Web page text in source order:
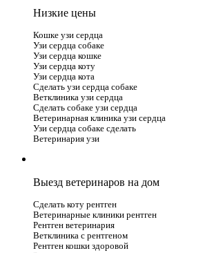
Низкие цены
Кошке узи сердца
Узи сердца собаке
Узи сердца кошке
Узи сердца коту
Узи сердца кота
Сделать узи сердца собаке
Ветклиника узи сердца
Сделать собаке узи сердца
Ветеринарная клиника узи сердца
Узи сердца собаке сделать
Ветеринария узи
Выезд ветеринаров на дом
Сделать коту рентген
Ветеринарные клиники рентген
Рентген ветеринария
Ветклиника с рентгеном
Рентген кошки здоровой